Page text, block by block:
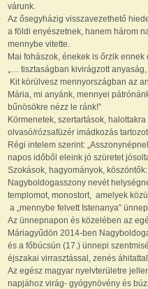
várunk.
Az ősegyházig visszavezethető
a földi enyészetnek, hanem három
mennybe vitette.
Mai fohászok, énekek is őrzik ennek
„… tisztaságban kivirágzott anyaság,
Kit körülvesz mennyországban az
Mária, mi anyánk, mennyei
bűnösökre nézz le ránk!”
Körmenetek, szertartások,
olvasó/rózsafüzér imádkozás
Régi intelem szerint:
napos időből eleink jó szüretet
Szokások, hagyományok, köszöntők:
Nagyboldogasszony nevét
templomot, monostort, amelyek
a „mennybe felvett Istenanya”
Az ünnepnapon és közelében az
Máriagyűdön 2014-ben
és a főbúcsún (17.) ünnepi
éjszakai virrasztással, zenés
Az egész magyar nyelvterületre
napjához virág- gyógynövény és